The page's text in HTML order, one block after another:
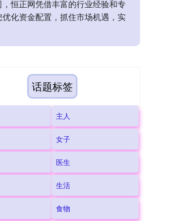
恒正网凭借丰富的行业经验和专
化资金配置，抓住市场机遇，实
话题标签
主人
女子
医生
生活
食物